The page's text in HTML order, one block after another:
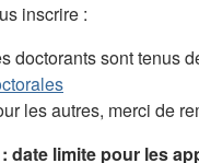
inscrire :
doctorants sont tenus
les autres, merci de
date limite pour les